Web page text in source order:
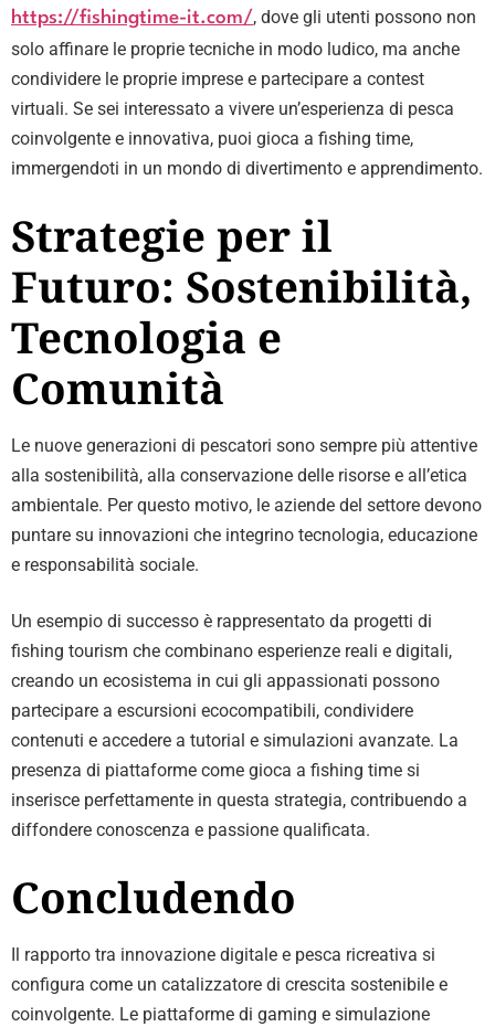
https://fishingtime-it.com/, dove gli utenti possono non
solo affinare le proprie tecniche in modo ludico, ma anche
condividere le proprie imprese e partecipare a contest
virtuali. Se sei interessato a vivere un’esperienza di pesca
coinvolgente e innovativa, puoi gioca a fishing time,
immergendoti in un mondo di divertimento e apprendimento.
Strategie per il
Futuro: Sostenibilità,
Tecnologia e
Comunità
Le nuove generazioni di pescatori sono sempre più attentive
alla sostenibilità, alla conservazione delle risorse e all’etica
ambientale. Per questo motivo, le aziende del settore devono
puntare su innovazioni che integrino tecnologia, educazione
e responsabilità sociale.
Un esempio di successo è rappresentato da progetti di
fishing tourism che combinano esperienze reali e digitali,
creando un ecosistema in cui gli appassionati possono
partecipare a escursioni ecocompatibili, condividere
contenuti e accedere a tutorial e simulazioni avanzate. La
presenza di piattaforme come gioca a fishing time si
inserisce perfettamente in questa strategia, contribuendo a
diffondere conoscenza e passione qualificata.
Concludendo
Il rapporto tra innovazione digitale e pesca ricreativa si
configura come un catalizzatore di crescita sostenibile e
coinvolgente. Le piattaforme di gaming e simulazione